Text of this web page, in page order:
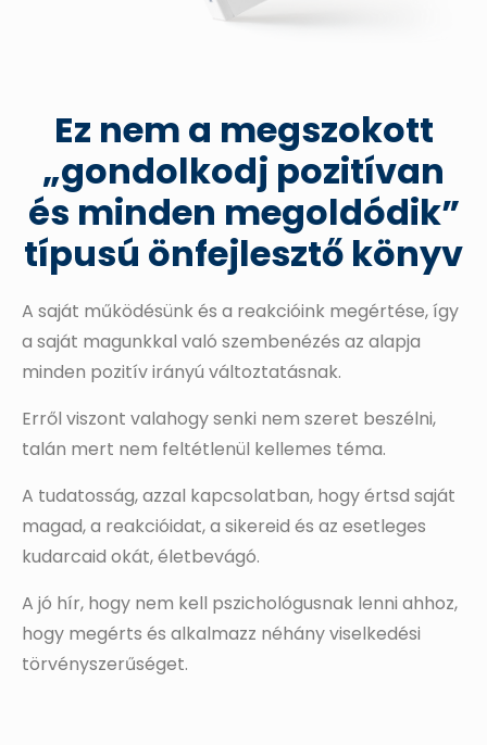
Ez nem a megszokott
„gondolkodj pozitívan
és minden megoldódik”
típusú önfejlesztő könyv
A saját működésünk és a reakcióink megértése, így
a saját magunkkal való szembenézés az alapja
minden pozitív irányú változtatásnak.
Erről viszont valahogy senki nem szeret beszélni,
talán mert nem feltétlenül kellemes téma.
A tudatosság, azzal kapcsolatban, hogy értsd saját
magad, a reakcióidat, a sikereid és az esetleges
kudarcaid okát, életbevágó.
A jó hír, hogy nem kell pszichológusnak lenni ahhoz,
hogy megérts és alkalmazz néhány viselkedési
törvényszerűséget.